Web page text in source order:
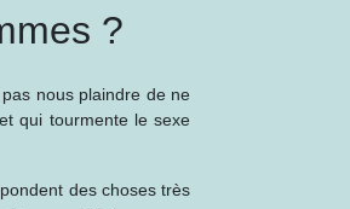
?
nous plaindre de ne
qui tourmente le sexe
des choses très